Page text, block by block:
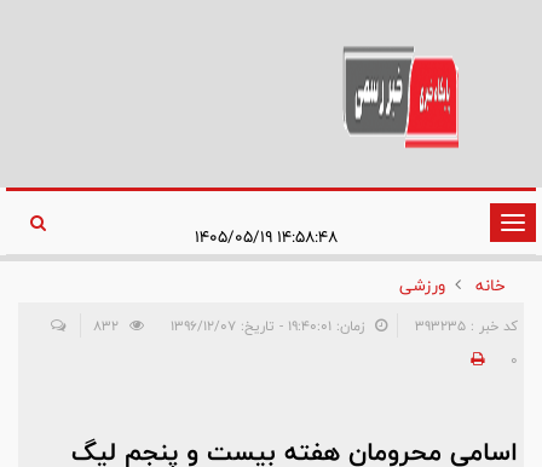
تغییر
وضعیت
ناوبری
۱۴:۵۸:۴۸ ۱۴۰۵/۰۵/۱۹
خانه
ورزشی
کد خبر : 393235 زمان: ۱۹:۴۰:۰۱ - تاریخ: ۱۳۹۶/۱۲/۰۷
0
اسامی محرومان هفته بیست و پنجم لیگ